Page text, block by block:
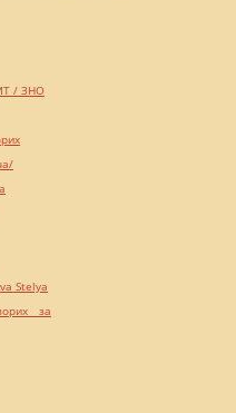
/ ЗНО
Stelya
за